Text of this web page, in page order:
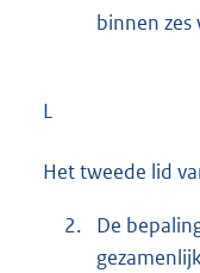
binnen zes
L
Het tweede lid
2.
De